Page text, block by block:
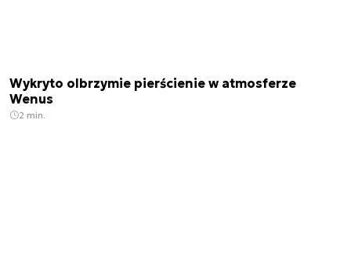
Wykryto olbrzymie pierścienie w atmosferze
Wenus
2 min.